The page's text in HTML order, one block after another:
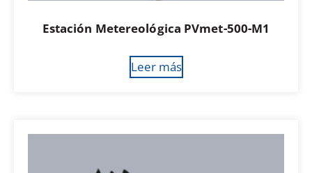
Estación Metereológica PVmet-500-M1
Leer más